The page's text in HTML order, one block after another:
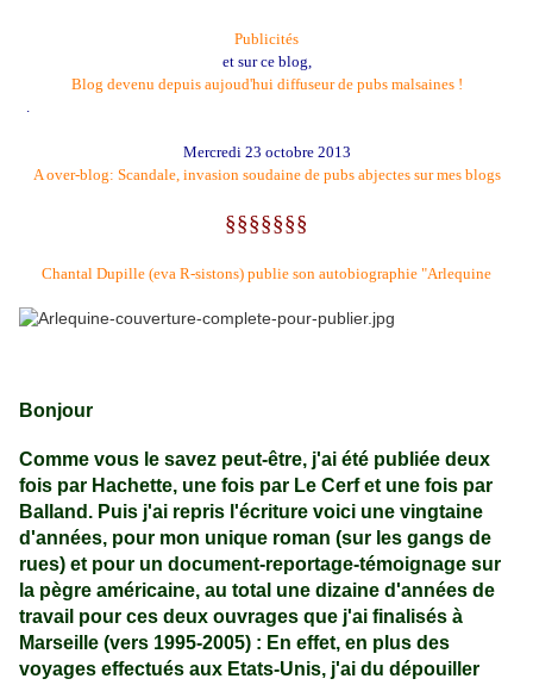
Publicités
et sur ce blog,
Blog devenu depuis aujoud'hui diffuseur de pubs malsaines !
.
Mercredi 23 octobre 2013
A over-blog: Scandale, invasion soudaine de pubs abjectes sur mes blogs
§§§§§§§
Chantal Dupille (eva R-sistons) publie son autobiographie "Arlequine
Bonjour
Comme vous le savez peut-être, j'ai été publiée deux
fois par Hachette, une fois par Le Cerf et une fois par
Balland. Puis j'ai repris l'écriture voici une vingtaine
d'années, pour mon unique roman (sur les gangs de
rues) et pour un document-reportage-témoignage sur
la pègre américaine, au total une dizaine d'années de
travail pour ces deux ouvrages que j'ai finalisés à
Marseille (vers 1995-2005) : En effet, en plus des
voyages effectués aux Etats-Unis, j'ai du dépouiller